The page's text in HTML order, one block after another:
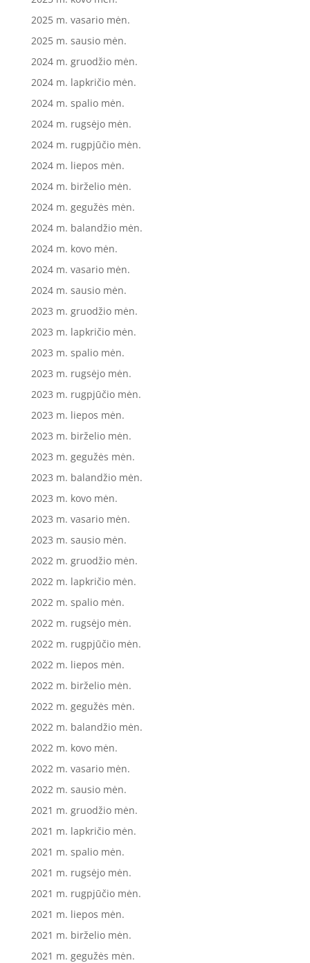
2025 m. vasario mėn.
2025 m. sausio mėn.
2024 m. gruodžio mėn.
2024 m. lapkričio mėn.
2024 m. spalio mėn.
2024 m. rugsėjo mėn.
2024 m. rugpjūčio mėn.
2024 m. liepos mėn.
2024 m. birželio mėn.
2024 m. gegužės mėn.
2024 m. balandžio mėn.
2024 m. kovo mėn.
2024 m. vasario mėn.
2024 m. sausio mėn.
2023 m. gruodžio mėn.
2023 m. lapkričio mėn.
2023 m. spalio mėn.
2023 m. rugsėjo mėn.
2023 m. rugpjūčio mėn.
2023 m. liepos mėn.
2023 m. birželio mėn.
2023 m. gegužės mėn.
2023 m. balandžio mėn.
2023 m. kovo mėn.
2023 m. vasario mėn.
2023 m. sausio mėn.
2022 m. gruodžio mėn.
2022 m. lapkričio mėn.
2022 m. spalio mėn.
2022 m. rugsėjo mėn.
2022 m. rugpjūčio mėn.
2022 m. liepos mėn.
2022 m. birželio mėn.
2022 m. gegužės mėn.
2022 m. balandžio mėn.
2022 m. kovo mėn.
2022 m. vasario mėn.
2022 m. sausio mėn.
2021 m. gruodžio mėn.
2021 m. lapkričio mėn.
2021 m. spalio mėn.
2021 m. rugsėjo mėn.
2021 m. rugpjūčio mėn.
2021 m. liepos mėn.
2021 m. birželio mėn.
2021 m. gegužės mėn.